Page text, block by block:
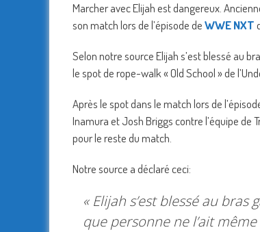
Marcher avec Elijah est dangereux.
son match lors de l’épisode deWWE NXT
Selon notre source Elijah s’est blessé au
le spot de rope-walk « Old School » de
Après le spot dans le match lors de
Inamura et Josh Briggs contre l’équipe de
pour le reste du match.
Notre source a déclaré ceci:
« Elijah s’est blessé au bras
que personne ne l’ait